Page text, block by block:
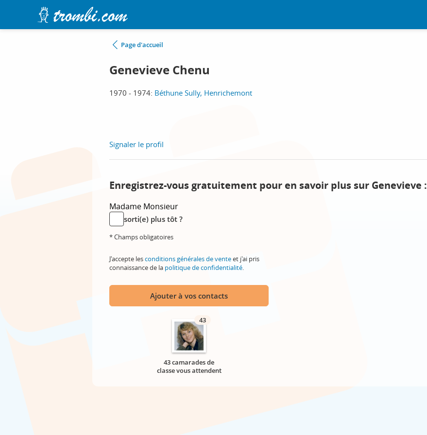
Page d'accueil
Genevieve Chenu
1970 - 1974: Béthune Sully, Henrichemont
Signaler le profil
Enregistrez-vous gratuitement pour en savoir plus sur Genevieve :
Madame Monsieur
sorti(e) plus tôt ?
* Champs obligatoires
J'accepte lesconditions générales de venteet j'ai pris
connaissance de la politique de confidentialité.
Ajouter à vos contacts
43
43 camarades de
classe vous attendent